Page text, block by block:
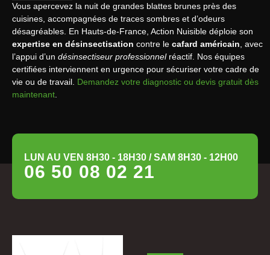
Vous apercevez la nuit de grandes blattes brunes près des
cuisines, accompagnées de traces sombres et d’odeurs
désagréables. En Hauts-de-France, Action Nuisible déploie son
expertise en désinsectisation contre le cafard américain , avec
l’appui d’un désinsectiseur professionnelréactif. Nos équipes
certifiées interviennent en urgence pour sécuriser votre cadre de
vie ou de travail. Demandez votre diagnostic ou devis gratuit dès
maintenant
LUN AU VEN 8H30 - 18H30 / SAM 8H30 - 12H00
06 50 08 02 21